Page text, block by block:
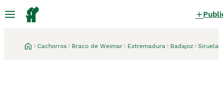
Cachorros Braco de Weimar Extremadura Badajoz Siruela